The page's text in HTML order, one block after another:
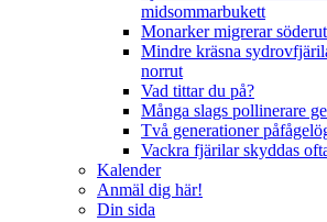
midsommarbukett
Monarker migrerar
Mindre kräsna
norrut
Vad tittar du på?
Många slags pollinerare
Två generationer
Vackra fjärilar skyddas
Kalender
Anmäl dig här!
Din sida